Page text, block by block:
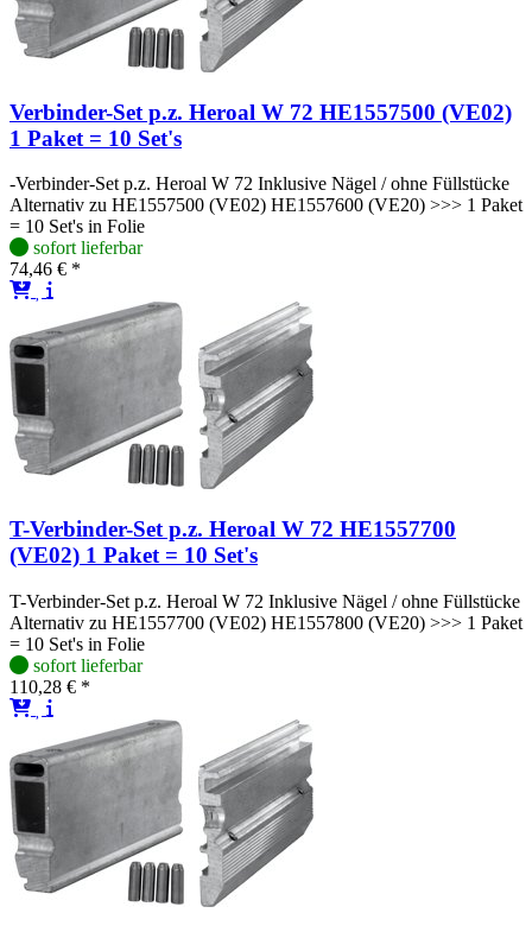
Verbinder-Set p.z. Heroal W 72 HE1557500 (VE02)
1 Paket = 10 Set's
-Verbinder-Set p.z. Heroal W 72 Inklusive Nägel / ohne Füllstücke
Alternativ zu HE1557500 (VE02) HE1557600 (VE20) >>> 1 Paket
= 10 Set's in Folie
sofort lieferbar
74,46 € *
T-Verbinder-Set p.z. Heroal W 72 HE1557700
(VE02) 1 Paket = 10 Set's
T-Verbinder-Set p.z. Heroal W 72 Inklusive Nägel / ohne Füllstücke
Alternativ zu HE1557700 (VE02) HE1557800 (VE20) >>> 1 Paket
= 10 Set's in Folie
sofort lieferbar
110,28 € *